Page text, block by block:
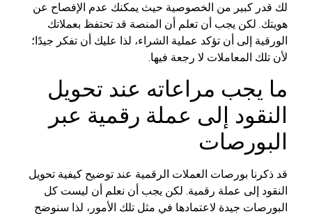
لك قدر كبير من الخصوصية حيث يمكنك عدم الإفصاح عن
هويتك. لكن يجب أن تعلم أن المنصة قد تحتفظ بعملاتك
الورقية إلى أن تؤكد عملية الشراء، لذا عليك أن تفكر جيدًا؛
لأن تلك المعاملات لا رجعة فيها.
ما يجب مراعاته عند تحويل
النقود إلى عملة رقمية عبر
البورصات
قد ذكرنا بورصات العملات الرقمية عند توضيح كيفية تحويل
النقود إلى عملة رقمية. لكن يجب أن نعلم أن ليست كل
البورصات جيدة لاعتمادها في مثل تلك الأمور، لذا سنوضح